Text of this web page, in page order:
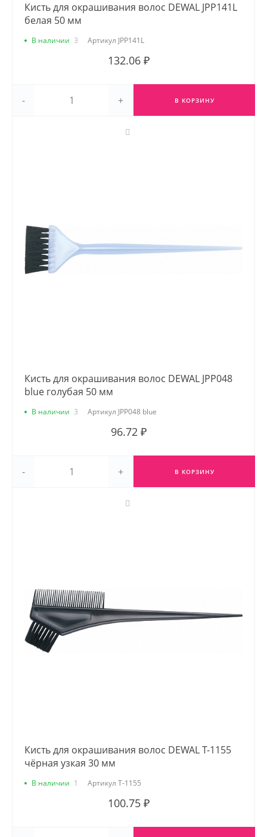
Кисть для окрашивания волос DEWAL JPP141L
белая 50 мм
В наличии 3 Артикул JPP141L
132.06 ₽
- + В КОРЗИНУ
Кисть для окрашивания волос DEWAL JPP048
blue голубая 50 мм
В наличии 3 Артикул JPP048 blue
96.72 ₽
- + В КОРЗИНУ
Кисть для окрашивания волос DEWAL T-1155
чёрная узкая 30 мм
В наличии 1 Артикул T-1155
100.75 ₽